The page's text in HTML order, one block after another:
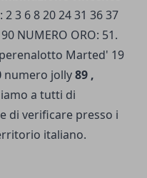
: 2 3 6 8 20 24 31 36 37
NUMERO ORO: 51.
Marted' 19
numero jolly89 ,
a tutti di
di verificare presso i
italiano.